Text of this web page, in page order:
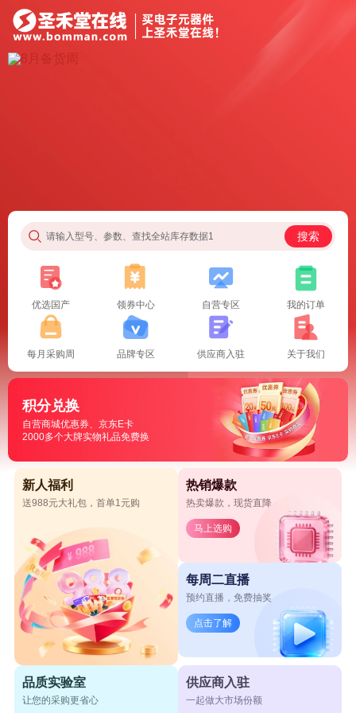
请输入型号、参数、查找全站库存数据1 搜索
优选国产 领券中心 自营专区 我的订单
每月采购周 品牌专区 供应商入驻 关于我们
积分兑换
自营商城优惠券、京东E卡
2000多个大牌实物礼品免费换
新人福利
送988元大礼包，首单1元购
热销爆款
热卖爆款，现货直降
马上选购
每周二直播
预约直播，免费抽奖
点击了解
品质实验室
让您的采购更省心
供应商入驻
一起做大市场份额